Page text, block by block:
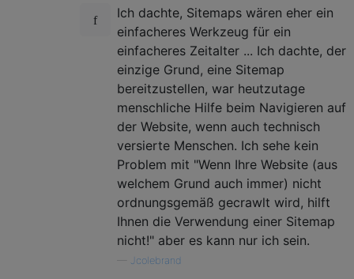
Ich dachte, Sitemaps wären eher ein
einfacheres Werkzeug für ein
einfacheres Zeitalter ... Ich dachte, der
einzige Grund, eine Sitemap
bereitzustellen, war heutzutage
menschliche Hilfe beim Navigieren auf
der Website, wenn auch technisch
versierte Menschen. Ich sehe kein
Problem mit "Wenn Ihre Website (aus
welchem ​​Grund auch immer) nicht
ordnungsgemäß gecrawlt wird, hilft
Ihnen die Verwendung einer Sitemap
nicht!" aber es kann nur ich sein.
Jcolebrand